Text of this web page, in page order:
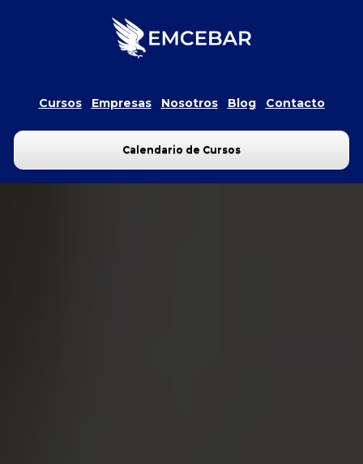
Cursos Empresas Nosotros Blog Contacto
Calendario de Cursos